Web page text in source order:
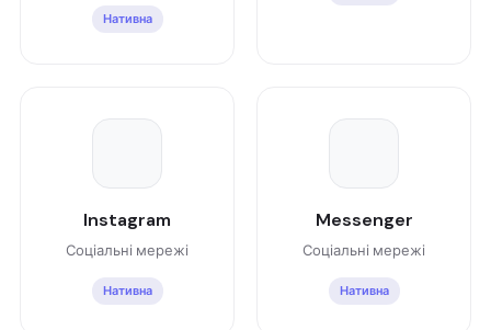
Нативна
Instagram
Соціальні мережі
Нативна
Messenger
Соціальні мережі
Нативна